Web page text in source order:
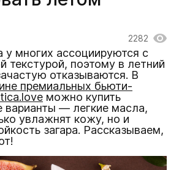
2282
у многих ассоциируются с
текстурой, поэтому в летний
отказываются. В
премиальных бьюти-
можно купить
варианты — легкие масла,
увлажнят кожу, но и
загара. Рассказываем,